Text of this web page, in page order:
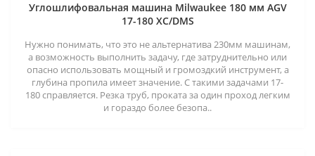
Углошлифовальная машина Milwaukee 180 мм AGV
17-180 XC/DMS
Нужно понимать, что это не альтернатива 230мм машинам,
а возможность выполнить задачу, где затруднительно или
опасно использовать мощный и громоздкий инструмент, а
глубина пропила имеет значение. С такими задачами 17-
180 справляется. Резка труб, проката за один проход легким
и гораздо более безопа..